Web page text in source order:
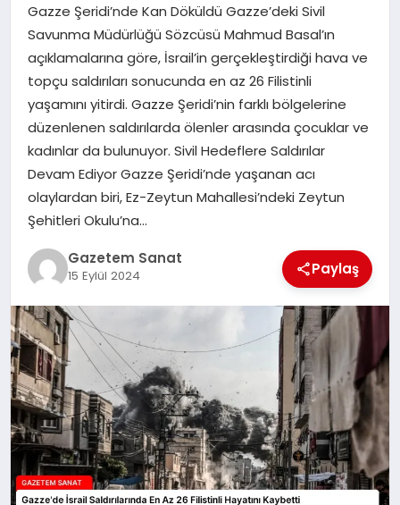
EKONOMI
SAĞLIK
DÜNYA
EĞITIM
Gazze Şeridi’nde Kan Döküldü Gazze’deki Sivil
Savunma Müdürlüğü Sözcüsü Mahmud Basal’ın
açıklamalarına göre, İsrail’in gerçekleştirdiği hava ve
topçu saldırıları sonucunda en az 26 Filistinli
yaşamını yitirdi. Gazze Şeridi’nin farklı bölgelerine
düzenlenen saldırılarda ölenler arasında çocuklar ve
kadınlar da bulunuyor. Sivil Hedeflere Saldırılar
Devam Ediyor Gazze Şeridi’nde yaşanan acı
olaylardan biri, Ez-Zeytun Mahallesi’ndeki Zeytun
Şehitleri Okulu’na…
Gazetem Sanat
15 Eylül 2024 Paylaş